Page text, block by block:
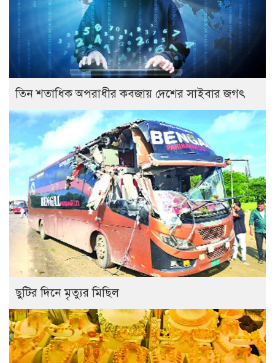
তিন শতাধিক অপরাধীর কবজায় দেশের সাইবার জগৎ
ছুটির দিনে মৃত্যুর মিছিল